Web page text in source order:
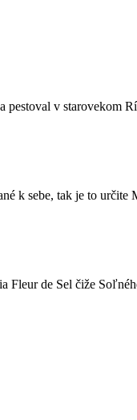
v starovekom
k sebe, tak je to
Fleur de Sel čiže